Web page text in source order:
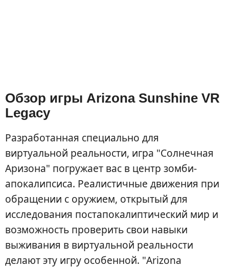
Обзор игры Arizona Sunshine VR
Legacy
Разработанная специально для
виртуальной реальности, игра "Солнечная
Аризона" погружает вас в центр зомби-
апокалипсиса. Реалистичные движения при
обращении с оружием, открытый для
исследования постапокалиптический мир и
возможность проверить свои навыки
выживания в виртуальной реальности
делают эту игру особенной. "Arizona